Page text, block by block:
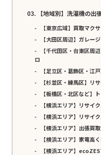
【地域別】洗濯機の
【東京広域】買取マク
【大田区周辺】ガレー
【千代田区・台東区周
ロ
【足立区・葛飾区・江
【杉並区・練馬区】リ
【板橋区・北区など】
【横浜エリア】リサイ
【横浜エリア】リサイ
【横浜エリア】出張買
【横浜エリア】家電高
【横浜エリア】